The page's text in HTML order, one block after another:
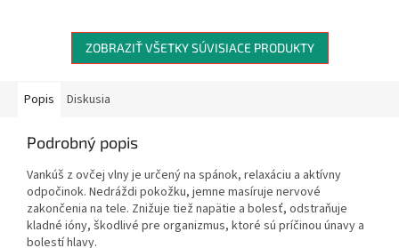
V balení po 2 kusoch.
Materiál: 80% ovčia vlna, 20%
elastan, gramáž úpletu 425g
V balení po 2 kusoch.
Materiál: 80% ovčia vlna, 20%
elastan, gramáž úpletu 425g
ZOBRAZIŤ VŠETKY SÚVISIACE PRODUKTY
Popis Diskusia
Podrobný popis
Vankúš z ovčej vlny je určený na spánok, relaxáciu a aktívny
odpočinok. Nedráždi pokožku, jemne masíruje nervové
zakončenia na tele. Znižuje tiež napätie a bolesť, odstraňuje
kladné ióny, škodlivé pre organizmus, ktoré sú príčinou únavy a
bolestí hlavy.